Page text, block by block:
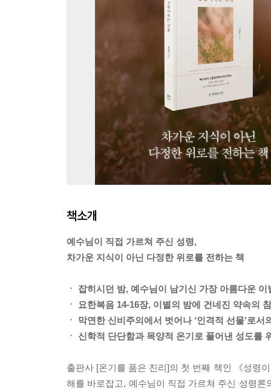
책소개
예수님이 직접 가르쳐 주신 성령,
차가운 지식이 아닌 다정한 위로를 전하는 책
ㆍ 잡히시던 밤, 예수님이 남기신 가장 아름다운 이
ㆍ 요한복음 14-16장, 이별의 밤에 건네진 약속의
ㆍ 막연한 신비주의에서 벗어나 ‘인격적 선물’로서
ㆍ 신학적 단단함과 목양적 온기로 풀어낸 성도를
출판사 [온기를 품은 진리]의 첫 번째 책인 《성령
해를 바로잡고, 예수님이 직접 가르쳐 주신 성령